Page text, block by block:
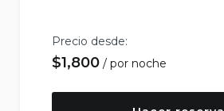
Precio desde:
$1,800 por noche